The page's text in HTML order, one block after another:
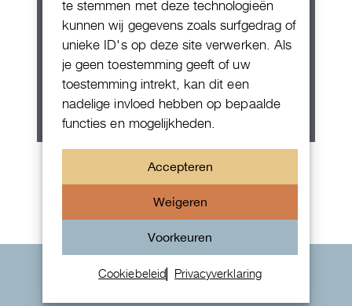
te stemmen met deze technologieën
kunnen wij gegevens zoals surfgedrag of
unieke ID's op deze site verwerken. Als
je geen toestemming geeft of uw
toestemming intrekt, kan dit een
nadelige invloed hebben op bepaalde
functies en mogelijkheden.
Accepteren
Weigeren
Voorkeuren
Cookiebeleid Privacyverklaring
Rolex Oyster Perpetual 36